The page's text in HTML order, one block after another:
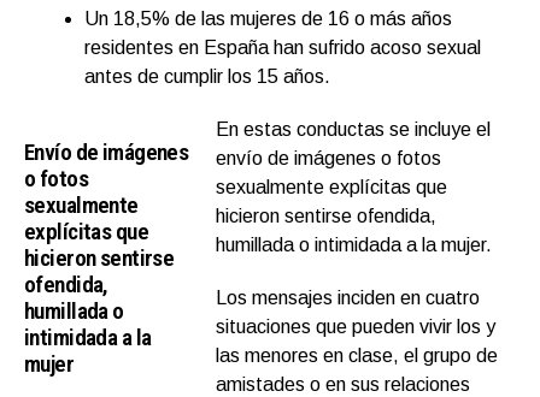
Un 18,5% de las mujeres de 16 o más años
residentes en España han sufrido acoso sexual
antes de cumplir los 15 años.
Envío de imágenes
o fotos
sexualmente
explícitas que
hicieron sentirse
ofendida,
humillada o
intimidada a la
mujer
En estas conductas se incluye el
envío de imágenes o fotos
sexualmente explícitas que
hicieron sentirse ofendida,
humillada o intimidada a la mujer.
Los mensajes inciden en cuatro
situaciones que pueden vivir los y
las menores en clase, el grupo de
amistades o en sus relaciones